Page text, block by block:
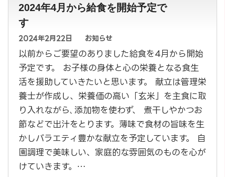
2024年4月から給食を開始予定で
す
2024年2月22日 お知らせ
以前からご要望のありました給食を4月から開始
予定です。 お子様の身体と心の栄養となる食生
活を援助していきたいと思います。 献立は管理栄
養士が作成し、栄養価の高い「玄米」を主食に取
り入れながら､添加物を使わず、 煮干しやかつお
節などで出汁をとります。薄味で食材の旨味を生
かしバラエティ豊かな献立を予定しています。 自
園調理で美味しい、家庭的な雰囲気のものを心が
けていきます。…